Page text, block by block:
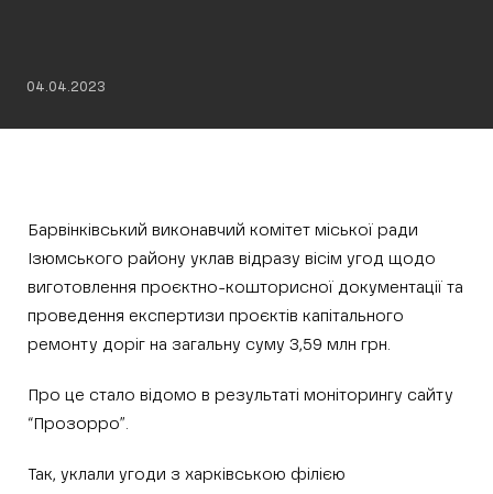
04.04.2023
Барвінківський виконавчий комітет міської ради
Ізюмського району уклав відразу вісім угод щодо
виготовлення проєктно-кошторисної документації та
проведення експертизи проєктів капітального
ремонту доріг на загальну суму 3,59 млн грн.
Про це стало відомо в результаті моніторингу сайту
“Прозорро”.
Так, уклали угоди з харківською філією